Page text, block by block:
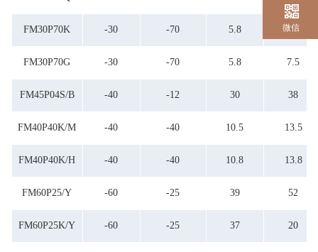
FM30P70K -30 -70 5.8 7.8
FM30P70G -30 -70 5.8 7.5
FM45P04S/B -40 -12 30 38
FM40P40K/M -40 -40 10.5 13.5
FM40P40K/H -40 -40 10.8 13.8
FM60P25/Y -60 -25 39 52
FM60P25K/Y -60 -25 37 20
微信